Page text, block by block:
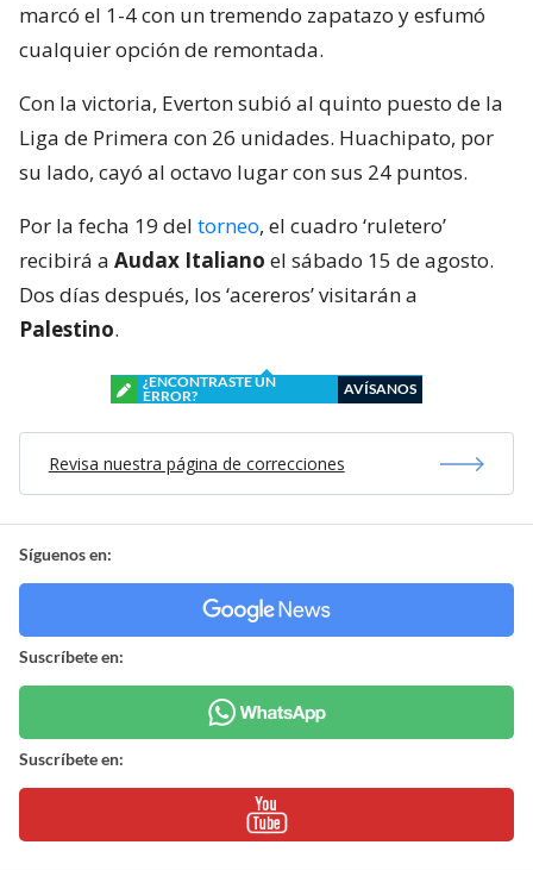
marcó el 1-4 con un tremendo zapatazo y esfumó
cualquier opción de remontada.
Con la victoria, Everton subió al quinto puesto de la
Liga de Primera con 26 unidades. Huachipato, por
su lado, cayó al octavo lugar con sus 24 puntos.
Por la fecha 19 del torneo, el cuadro ‘ruletero’
recibirá a Audax Italiano el sábado 15 de agosto.
Dos días después, los ‘acereros’ visitarán a
Palestino.
¿ENCONTRASTE UN
ERROR?
AVÍSANOS
Revisa nuestra página de correcciones
Síguenos en:
Suscríbete en:
Suscríbete en: